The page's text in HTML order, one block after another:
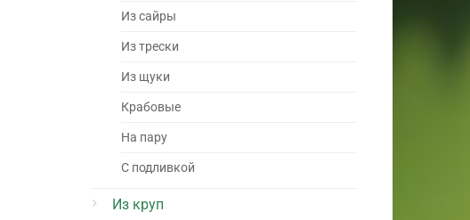
Из сайры
Из трески
Из щуки
Крабовые
На пару
С подливкой
Из круп